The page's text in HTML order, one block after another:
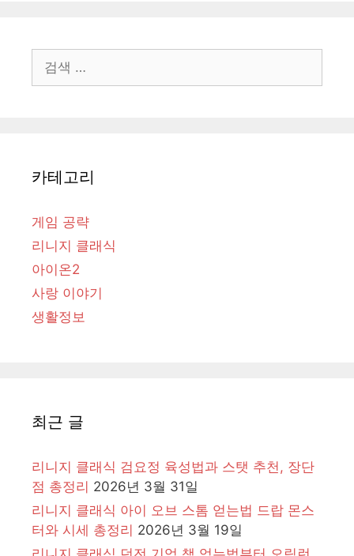
색:
카테고리
게임 공략
리니지 클래식
아이온2
사랑 이야기
생활정보
최근 글
리니지 클래식 검요정 육성법과 스탯 추천, 장단
점 총정리 2026년 3월 31일
리니지 클래식 아이 오브 스톰 얻는법 드랍 몬스
터와 시세 총정리 2026년 3월 19일